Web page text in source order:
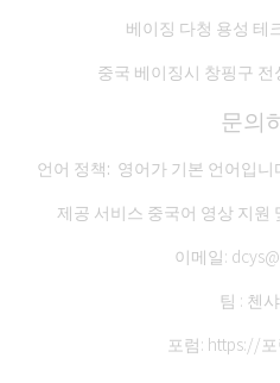
베이징 다청 용성 테
중국 베이징시 창핑구 전
문의
언어 정책: 영어가 기본 언어입니
제공 서비스 중국어 영상 지원
이메일:
팀 : 첸
포럼: https://